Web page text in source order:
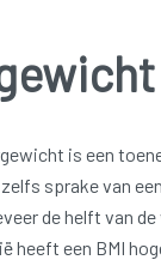
is een
sprake van
de helft van
heeft een BMI